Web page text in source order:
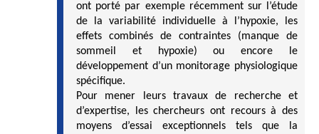
ont porté par exemple récemment sur l’étude
de la variabilité individuelle à l’hypoxie, les
effets combinés de contraintes (manque de
sommeil et hypoxie) ou encore le
développement d’un monitorage physiologique
spécifique.
Pour mener leurs travaux de recherche et
d’expertise, les chercheurs ont recours à des
moyens d’essai exceptionnels tels que la